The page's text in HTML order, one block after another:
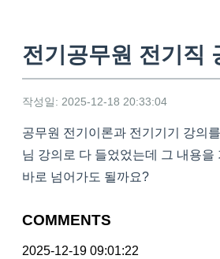
전기공무원 전기직
작성일: 2025-12-18 20:33:04
공무원 전기이론과 전기기기 강의
님 강의로 다 들었었는데 그 내용을
바로 넘어가도 될까요?
COMMENTS
2025-12-19 09:01:22